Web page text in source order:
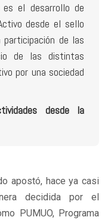
el desarrollo de
desde el sello
participación de las
de las distintas
por una sociedad
desde la
apostó, hace ya casi
decidida por el
PUMUO, Programa